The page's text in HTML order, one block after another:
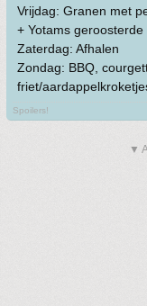
Vrijdag: Granen met
+ Yotams
Zaterdag: Afhalen
Zondag: BBQ,
friet/
Spoilers!
▼